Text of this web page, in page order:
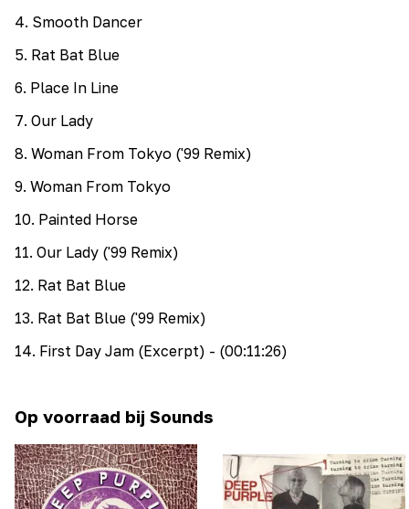
4. Smooth Dancer
5. Rat Bat Blue
6. Place In Line
7. Our Lady
8. Woman From Tokyo ('99 Remix)
9. Woman From Tokyo
10. Painted Horse
11. Our Lady ('99 Remix)
12. Rat Bat Blue
13. Rat Bat Blue ('99 Remix)
14. First Day Jam (Excerpt) - (00:11:26)
Op voorraad bij Sounds